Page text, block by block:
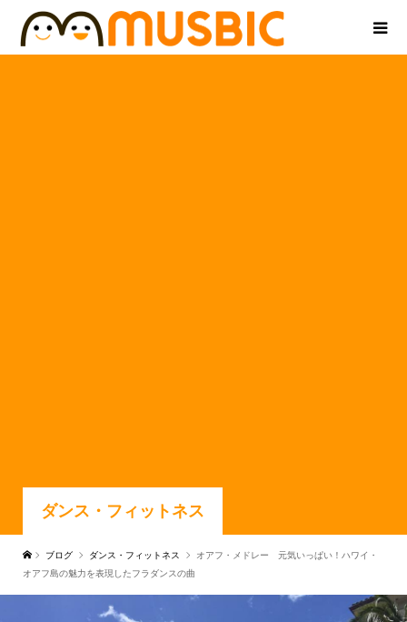
ダンス・フィットネス
ブログ ダンス・フィットネス
オアフ・メドレー 元気いっぱい！ハワイ・
オアフ島の魅力を表現したフラダンスの曲